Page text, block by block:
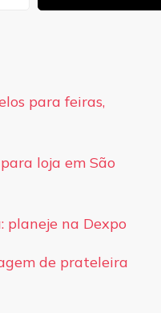
para feiras,
loja em São
planeje na Dexpo
de prateleira